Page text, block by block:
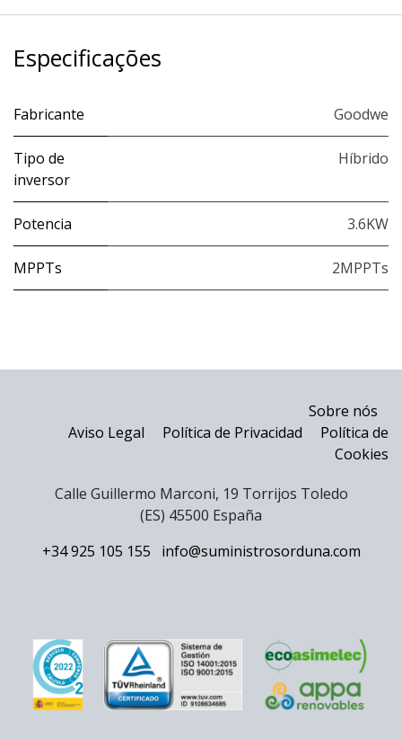
Especificações
Fabricante Goodwe
Tipo de
inversor
Híbrido
Potencia 3.6KW
MPPTs 2MPPTs
Sobre nós
Aviso Legal
Política de Privacidad
Política de
Cookies
Calle Guillermo Marconi, 19 Torrijos Toledo
(ES) 45500 España
+34 925 105 155
info@suministrosorduna.com